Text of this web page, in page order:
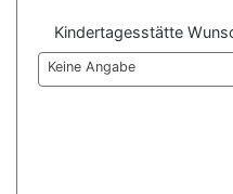
Kindertagesstätte
Keine Angabe